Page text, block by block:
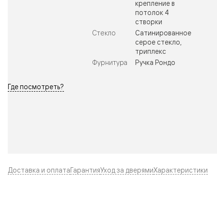
крепление в
потолок 4
створки
Стекло
Сатинированное
серое стекло,
триплекс
Фурнитура
Ручка Рондо
Где посмотреть?
Доставка и оплатаГарантияУход за дверямиХарактеристики